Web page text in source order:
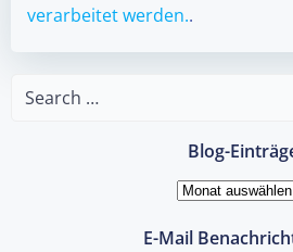
verarbeitet werden..
Search
Blog-
Blog-
E-Mail